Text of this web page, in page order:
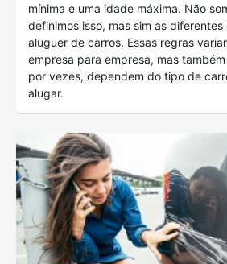
mínima e uma idade máxima. Não
definimos isso, mas sim as
aluguer de carros. Essas regras
empresa para empresa, mas
por vezes, dependem do tipo de
alugar.